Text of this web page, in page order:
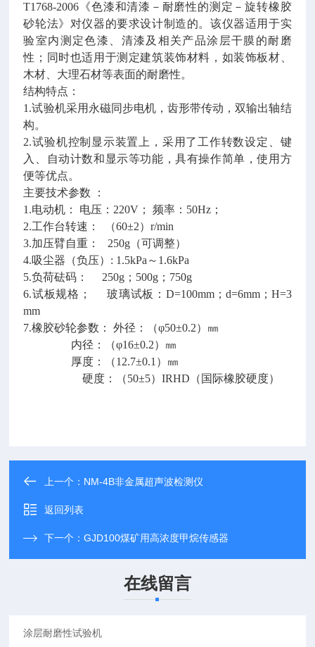
T1768-2006《色漆和清漆－耐磨性的测定－旋转橡胶
砂轮法》对仪器的要求设计制造的。该仪器适用于实
验室内测定色漆、清漆及相关产品涂层干膜的耐磨
性；同时也适用于测定建筑装饰材料，如装饰板材、
木材、大理石材等表面的耐磨性。
结构特点：
1.试验机采用永磁同步电机，齿形带传动，双输出轴结
构。
2.试验机控制显示装置上，采用了工作转数设定、键
入、自动计数和显示等功能，具有操作简单，使用方
便等优点。
主要技术参数 ：
1.电动机： 电压：220V； 频率：50Hz；
2.工作台转速： （60±2）r/min
3.加压臂自重： 250g（可调整）
4.吸尘器（负压）: 1.5kPa～1.6kPa
5.负荷砝码： 250g；500g；750g
6.试板规格； 玻璃试板：D=100mm；d=6mm；H=3
mm
7.橡胶砂轮参数： 外径：（φ50±0.2）㎜
内径：（φ16±0.2）㎜
厚度：（12.7±0.1）㎜
硬度：（50±5）IRHD（国际橡胶硬度）
上一个： NM-4B非金属超声波检测仪
返回列表
下一个：GJD100煤矿用高浓度甲烷传感器
在线留言